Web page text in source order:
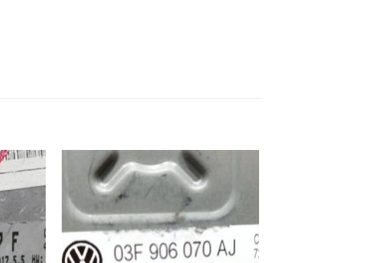
İstek
Listeme
Ekle
İstek
Listeme
Ekle